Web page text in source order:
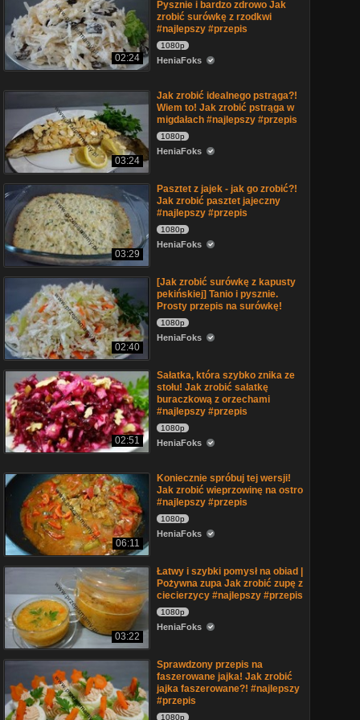
02:24
Pysznie i bardzo zdrowo Jak
zrobić surówkę z rzodkwi
#najlepszy #przepis
1080p
HeniaFoks
03:24
Jak zrobić idealnego pstrąga?!
Wiem to! Jak zrobić pstrąga w
migdałach #najlepszy #przepis
1080p
HeniaFoks
03:29
Pasztet z jajek - jak go zrobić?!
Jak zrobić pasztet jajeczny
#najlepszy #przepis
1080p
HeniaFoks
02:40
[Jak zrobić surówkę z kapusty
pekińskiej] Tanio i pysznie.
Prosty przepis na surówkę!
1080p
HeniaFoks
02:51
Sałatka, która szybko znika ze
stołu! Jak zrobić sałatkę
buraczkową z orzechami
#najlepszy #przepis
1080p
HeniaFoks
06:11
Koniecznie spróbuj tej wersji!
Jak zrobić wieprzowinę na ostro
#najlepszy #przepis
1080p
HeniaFoks
03:22
Łatwy i szybki pomysł na obiad |
Pożywna zupa Jak zrobić zupę z
ciecierzycy #najlepszy #przepis
1080p
HeniaFoks
Sprawdzony przepis na
faszerowane jajka! Jak zrobić
jajka faszerowane?! #najlepszy
#przepis
1080p